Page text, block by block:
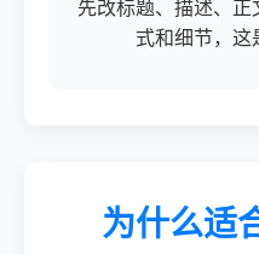
先改标题、描述、
式和细节，这
为什么适